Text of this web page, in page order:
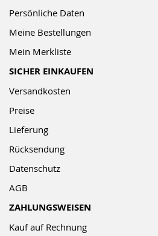
Persönliche Daten
Meine Bestellungen
Mein Merkliste
SICHER EINKAUFEN
Versandkosten
Preise
Lieferung
Rücksendung
Datenschutz
AGB
ZAHLUNGSWEISEN
Kauf auf Rechnung